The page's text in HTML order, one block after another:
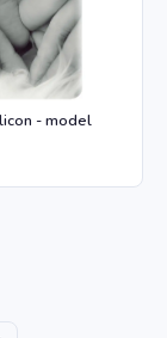
- model